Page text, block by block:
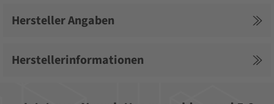
Hersteller Angaben
Herstellerinformationen